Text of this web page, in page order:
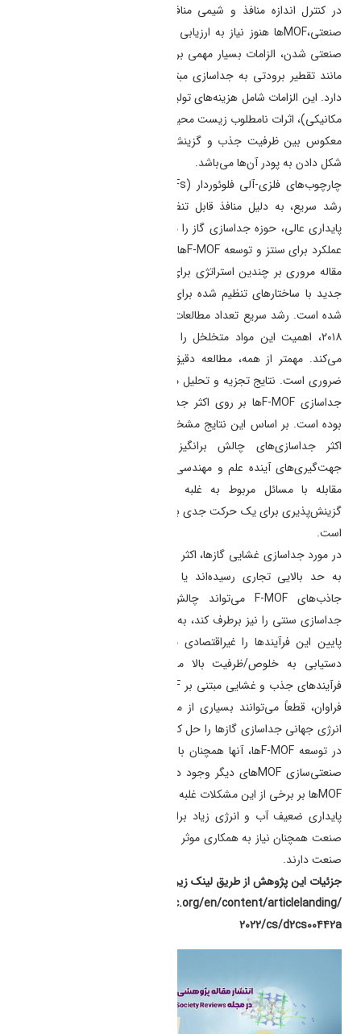
در کنترل اندازه منافذ و شیمی منافذ هستند. با این حال، از دیدگاه
صنعتی،MOFها هنوز نیاز به ارزیابی بیشتری دارند. با حرکت به سمت
صنعتی شدن، الزامات بسیار مهمی برای گذار از روش‌های سنتی انرژی‌بر
مانند تقطیر برودتی به جداسازی مبتنی بر جاذب با انرژی کارآمد وجود
دارد. این الزامات شامل هزینه‌های تولید بالا، پایداری (شیمیایی، حرارتی و
مکانیکی)، اثرات نامطلوب زیست محیطی استفاده از حلال‌های آلی، ارتباط
معکوس بین ظرفیت جذب و گزینش پذیری، قابلیت بازیافت
شکل دادن به پودر آن‌ها می‌باشد.
چارچوب‌های فلزی-آلی فلوئوردار (F-MOFs
رشد سریع، به دلیل منافذ قابل تنظیم، ویژگی‌های شیمیایی جذاب و
پایداری عالی، حوزه جداسازی گاز را متحول کرده‌اند. درک عمیق ساختار-
عملکرد برای سنتز و توسعه F-MOFهای جدید بسیار حیاتی است. در این
مقاله مروری بر چندین استراتژی برای طراحی دقیق و سنتز
جدید با ساختارهای تنظیم شده برای اهداف جداسازی گاز خاص تمرکز
شده است. رشد سریع تعداد مطالعات در این زمینه، به ویژه پس از سال
۲۰۱۸، اهمیت این مواد متخلخل را در کاربردهای جداسازی گاز آشکار
می‌کند. مهمتر از همه، مطالعه دقیق موقعیت
ضروری است. نتایج تجزیه و تحلیل ما در این مقاله نشان داد که عملکرد
جداسازی F-MOFها بر روی اکثر جداسازی صنعتی گازهای مهم متمرکز
بوده است. بر اساس این نتایج مشخص شد که
اکثر جداسازی‌های چالش برانگیز گازها هستند. چشم انداز و
جهت‌گیری‌های آینده علم و مهندسی
مقابله با مسائل مربوط به غلبه بر مبادله بین ظرفیت/تراوایی و
گزینش‌پذیری برای یک حرکت جدی به سمت صنعتی شدن برجسته شده
است.
در مورد جداسازی غشایی گازها، اکثر غشاهای ساخته شده با
به حد بالایی تجاری رسیده‌اند یا از آن فراتر رفته‌اند. پیشرفت در
جاذب‌های F-MOF می‌تواند چالش‌های اقتصادی عمده فرآیندهای
جداسازی سنتی را نیز برطرف کند، به‌ویژه در مواردی که فشار گاز خوراک
پایین این فرآیندها را غیراقتصادی می‌کند، این جاذب‌های پیشرفته با
دستیابی به خلوص/ظرفیت بالا مشکل را حل می‌کنند. در نهایت،
فرآیندهای جذب و غشایی مبتنی بر F-MOF
فراوان، قطعاً می‌توانند بسیاری از مشکلات کنونی، به ویژه در مصرف
انرژی جهانی جداسازی گازها را حل کنند. علیرغم پیشرفت‌های قابل توجه
در توسعه F-MOFها، آنها همچنان با برخی از مشکلات اساسی که برای
صنعتی‌سازیMOFهای دیگر وجود دارد، مواجه هستند. با این حال،
MOFها بر برخی از این مشکلات غلبه کرده‌اند، مانند ظرفیت جذب گاز کم،
پایداری ضعیف آب و انرژی زیاد برای احیا. از این رو، جامعه علمی و
صنعت همچنان نیاز به همکاری موثر برای انتقال این مواد از آزمایشگاه به
صنعت دارند.
جزئیات این پژوهش از طریق لینک زیر قابل مشاهده است.
https://pubs.rsc.org/en/content/articlelanding/
۲۰۲۲/cs/d۲cs۰۰۴۴۲a